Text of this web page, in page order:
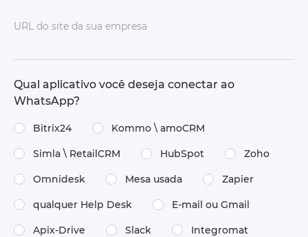
URL do site da sua empresa
Qual aplicativo você deseja conectar ao
WhatsApp?
Bitrix24 Kommo \ amoCRM
Simla \ RetailCRM HubSpot Zoho
Omnidesk Mesa usada Zapier
qualquer Help Desk E-mail ou Gmail
Apix-Drive Slack Integromat